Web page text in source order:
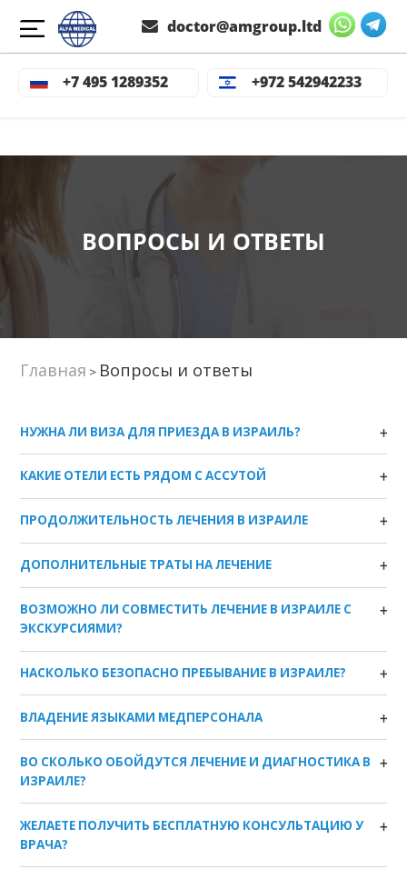
+7 495 1289352 +972 542942233
doctor@amgroup.ltd
ВОПРОСЫ И ОТВЕТЫ
Главная > Вопросы и ответы
НУЖНА ЛИ ВИЗА ДЛЯ ПРИЕЗДА В ИЗРАИЛЬ?
КАКИЕ ОТЕЛИ ЕСТЬ РЯДОМ С АССУТОЙ
ПРОДОЛЖИТЕЛЬНОСТЬ ЛЕЧЕНИЯ В ИЗРАИЛЕ
ДОПОЛНИТЕЛЬНЫЕ ТРАТЫ НА ЛЕЧЕНИЕ
ВОЗМОЖНО ЛИ СОВМЕСТИТЬ ЛЕЧЕНИЕ В ИЗРАИЛЕ С
ЭКСКУРСИЯМИ?
НАСКОЛЬКО БЕЗОПАСНО ПРЕБЫВАНИЕ В ИЗРАИЛЕ?
ВЛАДЕНИЕ ЯЗЫКАМИ МЕДПЕРСОНАЛА
ВО СКОЛЬКО ОБОЙДУТСЯ ЛЕЧЕНИЕ И ДИАГНОСТИКА В
ИЗРАИЛЕ?
ЖЕЛАЕТЕ ПОЛУЧИТЬ БЕСПЛАТНУЮ КОНСУЛЬТАЦИЮ У
ВРАЧА?